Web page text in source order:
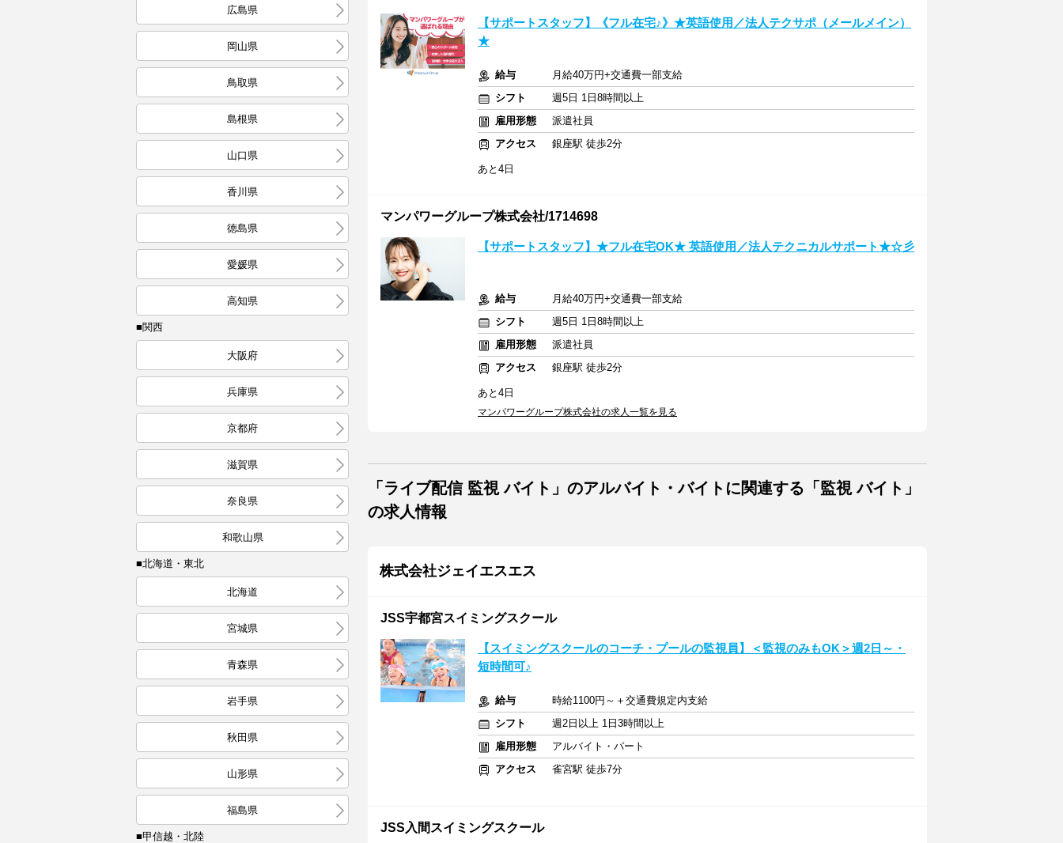
広島県
岡山県
鳥取県
島根県
山口県
香川県
徳島県
愛媛県
高知県
■関西
大阪府
兵庫県
京都府
滋賀県
奈良県
和歌山県
■北海道・東北
北海道
宮城県
青森県
岩手県
秋田県
山形県
福島県
■甲信越・北陸
【サポートスタッフ】《フル在宅♪》★英語使用／法人テクサポ（メールメイン）
★
給与
月給40万円+交通費一部支給
シフト
週5日 1日8時間以上
雇用形態
派遣社員
アクセス
銀座駅 徒歩2分
あと4日
マンパワーグループ株式会社/1714698
【サポートスタッフ】★フル在宅OK★ 英語使用／法人テクニカルサポート★☆彡
給与
月給40万円+交通費一部支給
シフト
週5日 1日8時間以上
雇用形態
派遣社員
アクセス
銀座駅 徒歩2分
あと4日
マンパワーグループ株式会社の求人一覧を見る
「ライブ配信 監視 バイト」のアルバイト・バイトに関連する「監視 バイト」
の求人情報
株式会社ジェイエスエス
JSS宇都宮スイミングスクール
【スイミングスクールのコーチ・プールの監視員】＜監視のみもOK＞週2日～・
短時間可♪
給与
時給1100円～＋交通費規定内支給
シフト
週2日以上 1日3時間以上
雇用形態
アルバイト・パート
アクセス
雀宮駅 徒歩7分
JSS入間スイミングスクール